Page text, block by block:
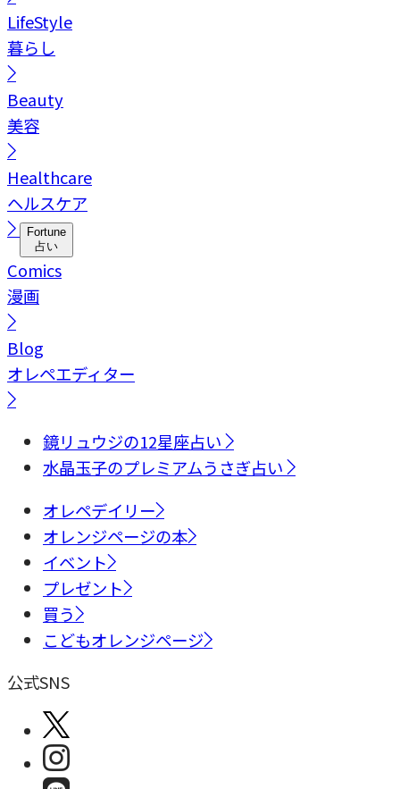
LifeStyle
暮らし
Beauty
美容
Healthcare
ヘルスケア
Fortune
占い
Comics
漫画
Blog
オレペエディター
鏡リュウジの12星座占い
水晶玉子のプレミアムうさぎ占い
オレペデイリー
オレンジページの本
イベント
プレゼント
買う
こどもオレンジページ
公式SNS